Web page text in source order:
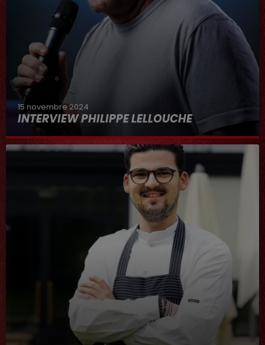
15 novembre 2024
INTERVIEW PHILIPPE LELLOUCHE